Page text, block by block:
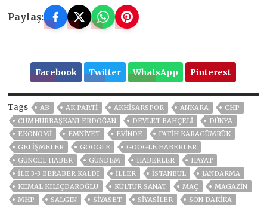
Paylaş:
Facebook Twitter WhatsApp Pinterest
Tags AB AK PARTİ AKHISARSPOR ANKARA
CHP
CUMHURBAŞKANI ERDOĞAN
DEVLET BAHÇELİ
DÜNYA
EKONOMİ
EMNİYET EVINDE
FATIH KARAGÜMRÜK
GELIŞMELER
GOOGLE
GOOGLE HABERLER
GÜNCEL HABER
GÜNDEM HABERLER
HAYAT
ILE 3-3 BERABER KALDI
İLLER ISTANBUL
JANDARMA
KEMAL KILIÇDAROĞLU
KÜLTÜR SANAT MAÇ
MAGAZİN
MHP
SALGIN SİYASET SİYASİLER
SON DAKIKA